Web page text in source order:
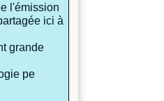
l'émission
ici à
grande
pe